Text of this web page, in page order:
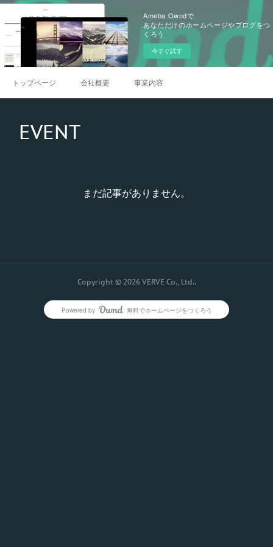
Ameba Owndで
あなただけのホームページやブログをつ
くろう
今すぐ試す
トップページ 会社概要 事業内容
EVENT
まだ記事がありません。
Copyright © 2026 VERVE Co., Ltd..
Powered by AmebaOwnd
無料でホームページをつくろう